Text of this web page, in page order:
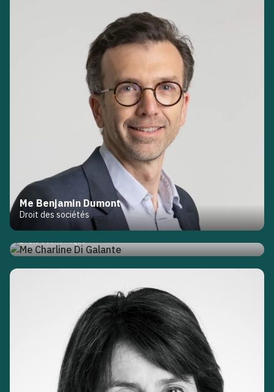
Me Benjamin Dumont
Droit des sociétés
Me Charline Di Galante
Droit économique